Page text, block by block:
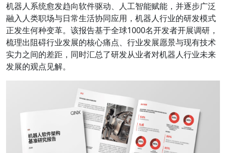
机器人系统愈发趋向软件驱动、人工智能赋能，并逐步广泛
融入人类职场与日常生活协同应用，机器人行业的研发模式
正发生何种变革。该报告基于全球1000名开发者开展调研，
梳理出阻碍行业发展的核心痛点、行业发展愿景与现有技术
实力之间的差距，同时汇总了研发从业者对机器人行业未来
发展的观点见解。